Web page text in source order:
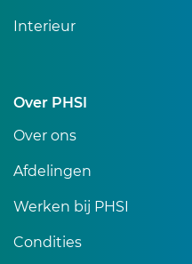
Interieur
Over PHSI
Over ons
Afdelingen
Werken bij PHSI
Condities